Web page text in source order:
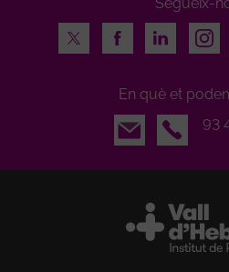
Twitter
FacebookLinkedIn
En què et
Email
93